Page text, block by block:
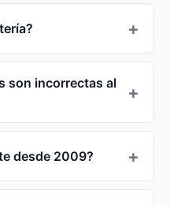
son incorrectas al
desde 2009?